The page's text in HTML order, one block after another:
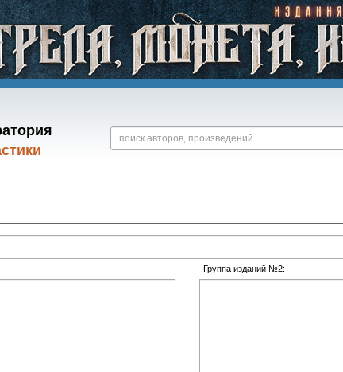
Группа изданий №2: